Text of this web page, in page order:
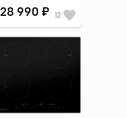
28 990 ₽ 12